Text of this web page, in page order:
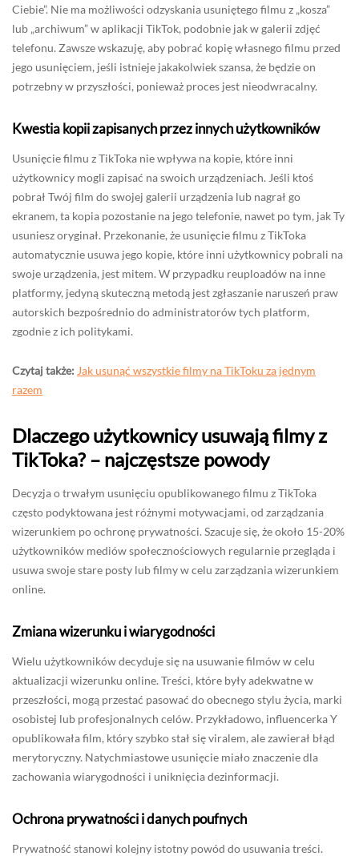
Ciebie”. Nie ma możliwości odzyskania usuniętego filmu z „kosza”
lub „archiwum” w aplikacji TikTok, podobnie jak w galerii zdjęć
telefonu. Zawsze wskazuję, aby pobrać kopię własnego filmu przed
jego usunięciem, jeśli istnieje jakakolwiek szansa, że będzie on
potrzebny w przyszłości, ponieważ proces jest nieodwracalny.
Kwestia kopii zapisanych przez innych użytkowników
Usunięcie filmu z TikToka nie wpływa na kopie, które inni
użytkownicy mogli zapisać na swoich urządzeniach. Jeśli ktoś
pobrał Twój film do swojej galerii urządzenia lub nagrał go
ekranem, ta kopia pozostanie na jego telefonie, nawet po tym, jak Ty
usuniesz oryginał. Przekonanie, że usunięcie filmu z TikToka
automatycznie usuwa jego kopie, które inni użytkownicy pobrali na
swoje urządzenia, jest mitem. W przypadku reuploadów na inne
platformy, jedyną skuteczną metodą jest zgłaszanie naruszeń praw
autorskich bezpośrednio do administratorów tych platform,
zgodnie z ich politykami.
Czytaj także: Jak usunąć wszystkie filmy na TikToku za jednym
razem
Dlaczego użytkownicy usuwają filmy z
TikToka? – najczęstsze powody
Decyzja o trwałym usunięciu opublikowanego filmu z TikToka
często podyktowana jest różnymi motywacjami, od zarządzania
wizerunkiem po ochronę prywatności. Szacuje się, że około 15-20%
użytkowników mediów społecznościowych regularnie przegląda i
usuwa swoje stare posty lub filmy w celu zarządzania wizerunkiem
online.
Zmiana wizerunku i wiarygodności
Wielu użytkowników decyduje się na usuwanie filmów w celu
aktualizacji wizerunku online. Treści, które były adekwatne w
przeszłości, mogą przestać pasować do obecnego stylu życia, marki
osobistej lub profesjonalnych celów. Przykładowo, influencerka Y
opublikowała film, który szybko stał się viralem, ale zawierał błąd
merytoryczny. Natychmiastowe usunięcie miało znaczenie dla
zachowania wiarygodności i uniknięcia dezinformacji.
Ochrona prywatności i danych poufnych
Prywatność stanowi kolejny istotny powód do usuwania treści.